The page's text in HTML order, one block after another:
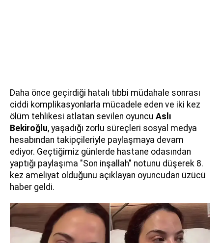
Daha önce geçirdiği hatalı tıbbi müdahale sonrası
ciddi komplikasyonlarla mücadele eden ve iki kez
ölüm tehlikesi atlatan sevilen oyuncu Aslı
Bekiroğlu, yaşadığı zorlu süreçleri sosyal medya
hesabından takipçileriyle paylaşmaya devam
ediyor. Geçtiğimiz günlerde hastane odasından
yaptığı paylaşıma "Son inşallah" notunu düşerek 8.
kez ameliyat olduğunu açıklayan oyuncudan üzücü
haber geldi.